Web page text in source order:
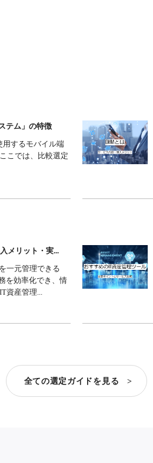
テム」の特徴
用するモバイル端
こでは、比較選定
メリット・実...
一元管理できる
を効率化でき、情
資産管理...
全ての選定ガイドを見る >